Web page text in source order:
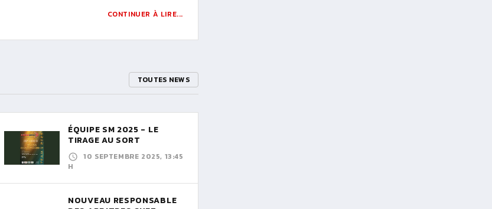
CONTINUER À LIRE...
TOUTES NEWS
ÉQUIPE SM 2025 - LE
TIRAGE AU SORT
10 SEPTEMBRE 2025, 13:45
H
NOUVEAU RESPONSABLE